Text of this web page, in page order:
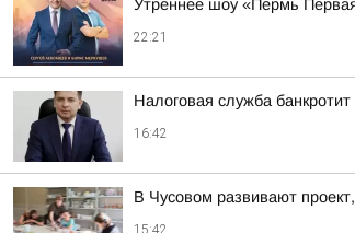
Утреннее шоу «Пермь
22:21
Налоговая служба
16:42
В Чусовом развивают
15:42